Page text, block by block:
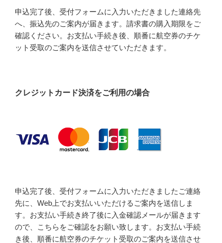
申込完了後、受付フォームに入力いただきました連絡先
へ、振込先のご案内が届きます。請求書の購入期限をご
確認ください。お支払い手続き後、順番に航空券のチケ
ット受取のご案内を送信させていただきます。
クレジットカード決済をご利用の場合
申込完了後、受付フォームに入力いただきましたご連絡
先に、Web上でお支払いいただけるご案内を送信しま
す。お支払い手続き終了後に入金確認メールが届きます
ので、こちらをご確認をお願い致します。お支払い手続
き後、順番に航空券のチケット受取のご案内を送信させ